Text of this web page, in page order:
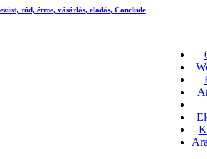
rúd, érme, vásárlás, eladás, Conclude